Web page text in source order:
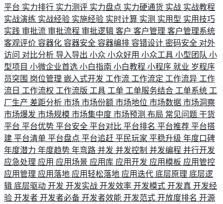
平台 实力排行 实力测评 实力盘点 实力硬通货 实战 实战教程
实战演练 实战经验 实施经验 实时计算 实测 实用型 实用技巧
实践 审批流 审批流程 审批逻辑 客户 客户管理 客户管理系统
客观评价 容器化 容器安全 容器编排 容错设计 密码安全 对外
访问 对比分析 导入导出 小众 小众好用 小众工具 小型团队 小
型项目 小微企业首选 小白指南 小白教程 小程序 就业 岁程序
员突围 岗位管理 嵌入式开发 工作流 工作流定 工作流异 工作
流日 工作流权 工作流版 工具 工单 工单服务结合 工单系统 工
厂生产 差距分析 市场 市场份额 市场地位 市场数据 市场洞察
市场爆发 市场规模 市场集中度 市场预测 布局 常见问题 干货
平台 平台优势 平台安全 平台对比 平台排名 平台推荐 平台搭
建 平台清单 平台盘点 平台追赶 平民玩家 平稳升级 年度口碑
年度潜力 年度趋势 年弯路 并发 并发控制 并发编程 并行开发
应急处理 应用 应用场景 应用库 应用开发 应用模板 应用管控
应用管理 应用落地 应用轻松落地 应用迭代 底层原理 底层逻
辑 底层驱动 开发 开发实战 开发效率 开发模式 开发真 开发经
验 开发者 开发者必备 开发者效能 开发范式 开放度排名 开源